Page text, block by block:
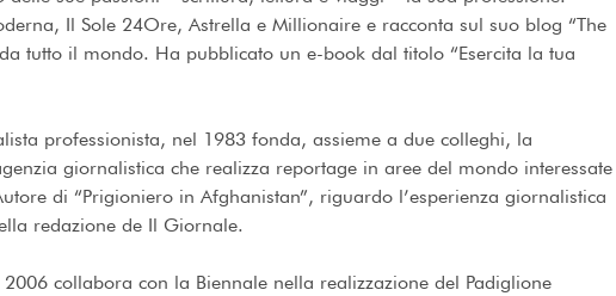
Il Sole 24Ore, Astrella e Millionaire e racconta sul suo blog “The
tutto il mondo. Ha pubblicato un e-book dal titolo “Esercita la tua
professionista, nel 1983 fonda, assieme a due colleghi, la
giornalistica che realizza reportage in aree del mondo interessate
di “Prigioniero in Afghanistan”, riguardo l’esperienza giornalistica
redazione de Il Giornale.
collabora con la Biennale nella realizzazione del Padiglione